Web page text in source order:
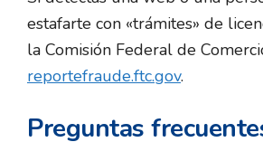
estafarte con «trámites» de
la Comisión Federal de
reportefraude.ftc.gov.
Preguntas